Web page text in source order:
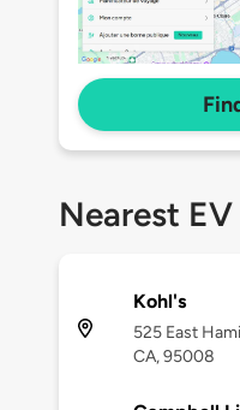
Nearest
Kohl's
525 East
CA, 95008